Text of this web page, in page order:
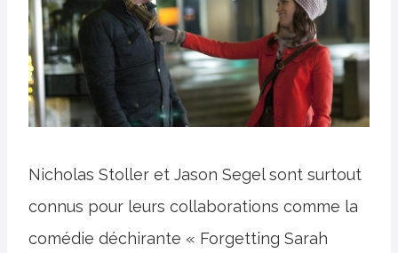
Nicholas Stoller et Jason Segel sont surtout
connus pour leurs collaborations comme la
comédie déchirante « Forgetting Sarah